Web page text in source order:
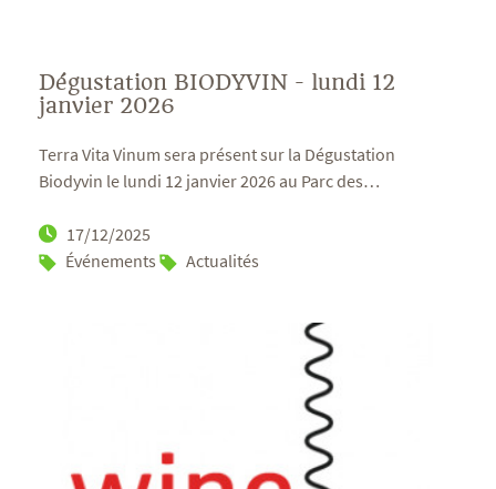
Dégustation BIODYVIN - lundi 12
janvier 2026
Terra Vita Vinum sera présent sur la Dégustation
Biodyvin le lundi 12 janvier 2026 au Parc des…
17/12/2025
Événements
Actualités